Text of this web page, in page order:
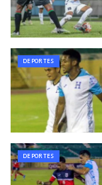
DEPORTES
DEPORTES